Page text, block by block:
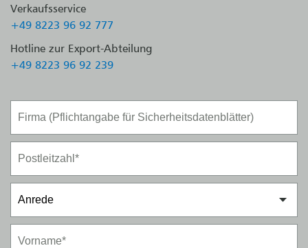
Verkaufsservice
+49 8223 96 92 777
Hotline zur Export-Abteilung
+49 8223 96 92 239